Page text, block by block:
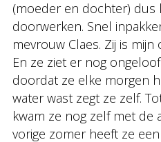
(moeder en dochter) dus
doorwerken. Snel
mevrouw Claes. Zij is
En ze ziet er nog
doordat ze elke morgen
water wast zegt ze zelf.
kwam ze nog zelf met de
vorige zomer heeft ze